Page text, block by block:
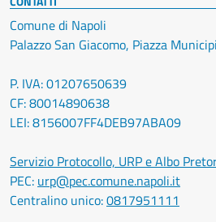
Comune di Napoli
Palazzo San Giacomo, Piazza
P. IVA: 01207650639
CF: 80014890638
LEI: 8156007FF4DEB97ABA09
Servizio Protocollo, URP e Albo
PEC: urp@pec.comune.napoli.it
Centralino unico:0817951111